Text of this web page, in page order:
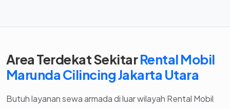
Area Terdekat SekitarRental Mobil
Marunda Cilincing Jakarta Utara
Butuh layanan sewa armada di luar wilayah Rental Mobil